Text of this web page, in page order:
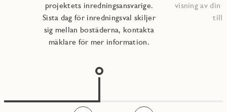
projektets inredningsansvarige.
Sista dag för inredningsval skiljer
sig mellan bostäderna, kontakta
mäklare för mer information.
visning av din